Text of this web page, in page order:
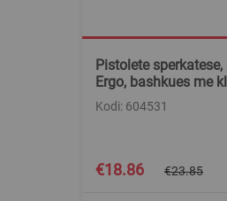
Pistolete sperkatese,
Ergo, bashkues me
Kodi: 604531
Special
Price
€18.86 €23.85